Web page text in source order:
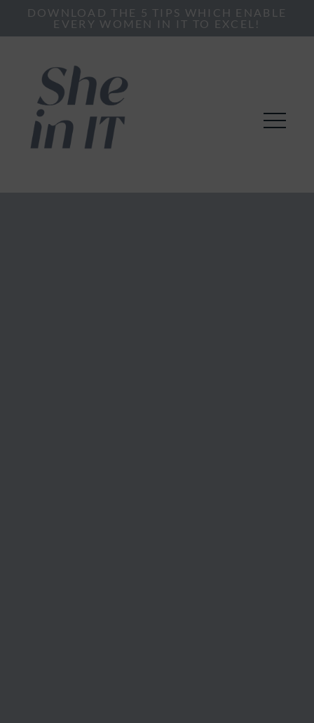
DOWNLOAD THE 5 TIPS WHICH ENABLE
EVERY WOMEN IN IT TO EXCEL!